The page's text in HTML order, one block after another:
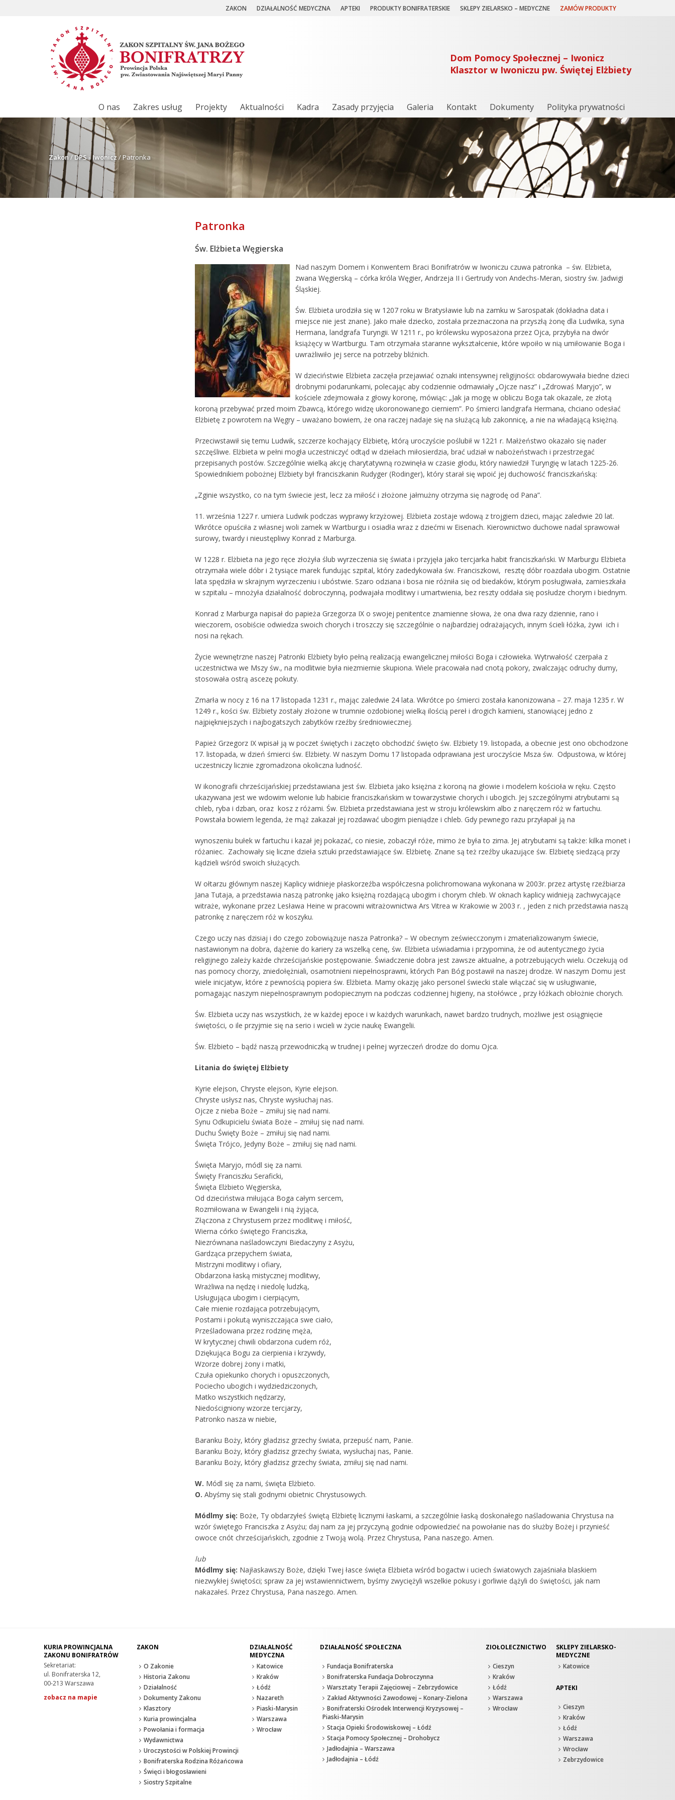
ZAKON DZIAŁALNOŚĆ MEDYCZNA APTEKI PRODUKTY BONIFRATERSKIE SKLEPY ZIELARSKO – MEDYCZNE ZAMÓW PRODUKTY
Dom Pomocy Społecznej – Iwonicz
Klasztor w Iwoniczu pw. Świętej Elżbiety
O nas Zakres usług Projekty Aktualności Kadra Zasady przyjęcia Galeria Kontakt Dokumenty Polityka prywatności
Zakon/DPS - Iwonicz / Patronka
Patronka
Św. Elżbieta Węgierska
Nad naszym Domem i Konwentem Braci Bonifratrów w Iwoniczu czuwa patronka – św. Elżbieta,
zwana Węgierską – córka króla Węgier, Andrzeja II i Gertrudy von Andechs-Meran, siostry św. Jadwigi
Śląskiej.
Św. Elżbieta urodziła się w 1207 roku w Bratysławie lub na zamku w Sarospatak (dokładna data i
miejsce nie jest znane). Jako małe dziecko, została przeznaczona na przyszłą żonę dla Ludwika, syna
Hermana, landgrafa Turyngii. W 1211 r., po królewsku wyposażona przez Ojca, przybyła na dwór
książęcy w Wartburgu. Tam otrzymała staranne wykształcenie, które wpoiło w nią umiłowanie Boga i
uwrażliwiło jej serce na potrzeby bliźnich.
W dzieciństwie Elżbieta zaczęła przejawiać oznaki intensywnej religijności: obdarowywała biedne dzieci
drobnymi podarunkami, polecając aby codziennie odmawiały „Ojcze nasz” i „Zdrowaś Maryjo”, w
kościele zdejmowała z głowy koronę, mówiąc: „Jak ja mogę w obliczu Boga tak okazale, ze złotą
koroną przebywać przed moim Zbawcą, którego widzę ukoronowanego cierniem”. Po śmierci landgrafa Hermana, chciano odesłać
Elżbietę z powrotem na Węgry – uważano bowiem, że ona raczej nadaje się na służącą lub zakonnicę, a nie na władającą księżną.
Przeciwstawił się temu Ludwik, szczerze kochający Elżbietę, którą uroczyście poślubił w 1221 r. Małżeństwo okazało się nader
szczęśliwe. Elżbieta w pełni mogła uczestniczyć odtąd w dziełach miłosierdzia, brać udział w nabożeństwach i przestrzegać
przepisanych postów. Szczególnie wielką akcję charytatywną rozwinęła w czasie głodu, który nawiedził Turyngię w latach 1225-26.
Spowiednikiem pobożnej Elżbiety był franciszkanin Rudyger (Rodinger), który starał się wpoić jej duchowość franciszkańską:
„Zginie wszystko, co na tym świecie jest, lecz za miłość i złożone jałmużny otrzyma się nagrodę od Pana”.
11. września 1227 r. umiera Ludwik podczas wyprawy krzyżowej. Elżbieta zostaje wdową z trojgiem dzieci, mając zaledwie 20 lat.
Wkrótce opuściła z własnej woli zamek w Wartburgu i osiadła wraz z dziećmi w Eisenach. Kierownictwo duchowe nadal sprawował
surowy, twardy i nieustępliwy Konrad z Marburga.
W 1228 r. Elżbieta na jego ręce złożyła ślub wyrzeczenia się świata i przyjęła jako tercjarka habit franciszkański. W Marburgu Elżbieta
otrzymała wiele dóbr i 2 tysiące marek fundując szpital, który zadedykowała św. Franciszkowi, resztę dóbr roazdała ubogim. Ostatnie
lata spędziła w skrajnym wyrzeczeniu i ubóstwie. Szaro odziana i bosa nie różniła się od biedaków, którym posługiwała, zamieszkała
w szpitalu – mnożyła działalność dobroczynną, podwajała modlitwy i umartwienia, bez reszty oddała się posłudze chorym i biednym.
Konrad z Marburga napisał do papieża Grzegorza IX o swojej penitentce znamienne słowa, że ona dwa razy dziennie, rano i
wieczorem, osobiście odwiedza swoich chorych i troszczy się szczególnie o najbardziej odrażających, innym ścieli łóżka, żywi ich i
nosi na rękach.
Życie wewnętrzne naszej Patronki Elżbiety było pełną realizacją ewangelicznej miłości Boga i człowieka. Wytrwałość czerpała z
uczestnictwa we Mszy św., na modlitwie była niezmiernie skupiona. Wiele pracowała nad cnotą pokory, zwalczając odruchy dumy,
stosowała ostrą ascezę pokuty.
Zmarła w nocy z 16 na 17 listopada 1231 r., mając zaledwie 24 lata. Wkrótce po śmierci została kanonizowana – 27. maja 1235 r. W
1249 r., kości św. Elżbiety zostały złożone w trumnie ozdobionej wielką ilością pereł i drogich kamieni, stanowiącej jedno z
najpiękniejszych i najbogatszych zabytków rzeźby średniowiecznej.
Papież Grzegorz IX wpisał ją w poczet świętych i zaczęto obchodzić święto św. Elżbiety 19. listopada, a obecnie jest ono obchodzone
17. listopada, w dzień śmierci św. Elżbiety. W naszym Domu 17 listopada odprawiana jest uroczyście Msza św. Odpustowa, w której
uczestniczy licznie zgromadzona okoliczna ludność.
W ikonografii chrześcijańskiej przedstawiana jest św. Elżbieta jako księżna z koroną na głowie i modelem kościoła w ręku. Często
ukazywana jest we wdowim welonie lub habicie franciszkańskim w towarzystwie chorych i ubogich. Jej szczególnymi atrybutami są
chleb, ryba i dzban, oraz kosz z różami. Św. Elżbieta przedstawiana jest w stroju królewskim albo z naręczem róż w fartuchu.
Powstała bowiem legenda, że mąż zakazał jej rozdawać ubogim pieniądze i chleb. Gdy pewnego razu przyłapał ją na
wynoszeniu bułek w fartuchu i kazał jej pokazać, co niesie, zobaczył róże, mimo że była to zima. Jej atrybutami są także: kilka monet i
różaniec. Zachowały się liczne dzieła sztuki przedstawiające św. Elżbietę. Znane są też rzeźby ukazujące św. Elżbietę siedzącą przy
kądzieli wśród swoich służących.
W ołtarzu głównym naszej Kaplicy widnieje płaskorzeźba współczesna polichromowana wykonana w 2003r. przez artystę rzeźbiarza
Jana Tutaja, a przedstawia naszą patronkę jako księżną rozdającą ubogim i chorym chleb. W oknach kaplicy widnieją zachwycające
witraże, wykonane przez Lesława Heine w pracowni witrażownictwa Ars Vitrea w Krakowie w 2003 r. , jeden z nich przedstawia naszą
patronkę z naręczem róż w koszyku.
Czego uczy nas dzisiaj i do czego zobowiązuje nasza Patronka? – W obecnym zeświecczonym i zmaterializowanym świecie,
nastawionym na dobra, dążenie do kariery za wszelką cenę, św. Elżbieta uświadamia i przypomina, że od autentycznego życia
religijnego zależy każde chrześcijańskie postępowanie. Świadczenie dobra jest zawsze aktualne, a potrzebujących wielu. Oczekują od
nas pomocy chorzy, zniedołężniali, osamotnieni niepełnosprawni, których Pan Bóg postawił na naszej drodze. W naszym Domu jest
wiele inicjatyw, które z pewnością popiera św. Elżbieta. Mamy okazję jako personel świecki stale włączać się w usługiwanie,
pomagając naszym niepełnosprawnym podopiecznym na podczas codziennej higieny, na stołówce , przy łóżkach obłożnie chorych.
Św. Elżbieta uczy nas wszystkich, że w każdej epoce i w każdych warunkach, nawet bardzo trudnych, możliwe jest osiągnięcie
świętości, o ile przyjmie się na serio i wcieli w życie naukę Ewangelii.
Św. Elżbieto – bądź naszą przewodniczką w trudnej i pełnej wyrzeczeń drodze do domu Ojca.
Litania do świętej Elżbiety
Kyrie elejson, Chryste elejson, Kyrie elejson.
Chryste usłysz nas, Chryste wysłuchaj nas.
Ojcze z nieba Boże – zmiłuj się nad nami.
Synu Odkupicielu świata Boże – zmiłuj się nad nami.
Duchu Święty Boże – zmiłuj się nad nami.
Święta Trójco, Jedyny Boże – zmiłuj się nad nami.
Święta Maryjo, módl się za nami.
Święty Franciszku Seraficki,
Święta Elżbieto Węgierska,
Od dzieciństwa miłująca Boga całym sercem,
Rozmiłowana w Ewangelii i nią żyjąca,
Złączona z Chrystusem przez modlitwę i miłość,
Wierna córko świętego Franciszka,
Niezrównana naśladowczyni Biedaczyny z Asyżu,
Gardząca przepychem świata,
Mistrzyni modlitwy i ofiary,
Obdarzona łaską mistycznej modlitwy,
Wrażliwa na nędzę i niedolę ludzką,
Usługująca ubogim i cierpiącym,
Całe mienie rozdająca potrzebującym,
Postami i pokutą wyniszczająca swe ciało,
Prześladowana przez rodzinę męża,
W krytycznej chwili obdarzona cudem róż,
Dziękująca Bogu za cierpienia i krzywdy,
Wzorze dobrej żony i matki,
Czuła opiekunko chorych i opuszczonych,
Pociecho ubogich i wydziedziczonych,
Matko wszystkich nędzarzy,
Niedościgniony wzorze tercjarzy,
Patronko nasza w niebie,
Baranku Boży, który gładzisz grzechy świata, przepuść nam, Panie.
Baranku Boży, który gładzisz grzechy świata, wysłuchaj nas, Panie.
Baranku Boży, który gładzisz grzechy świata, zmiłuj się nad nami.
W. Módl się za nami, święta Elżbieto.
O. Abyśmy się stali godnymi obietnic Chrystusowych.
Módlmy się: Boże, Ty obdarzyłeś świętą Elżbietę licznymi łaskami, a szczególnie łaską doskonałego naśladowania Chrystusa na
wzór świętego Franciszka z Asyżu; daj nam za jej przyczyną godnie odpowiedzieć na powołanie nas do służby Bożej i przynieść
owoce cnót chrześcijańskich, zgodnie z Twoją wolą. Przez Chrystusa, Pana naszego. Amen.
lub
Módlmy się: Najłaskawszy Boże, dzięki Twej łasce święta Elżbieta wśród bogactw i uciech światowych zajaśniała blaskiem
niezwykłej świętości; spraw za jej wstawiennictwem, byśmy zwyciężyli wszelkie pokusy i gorliwie dążyli do świętości, jak nam
nakazałeś. Przez Chrystusa, Pana naszego. Amen.
KURIA PROWINCJALNA
ZAKONU BONIFRATRÓW
Sekretariat:
ul. Bonifraterska 12,
00-213 Warszawa
zobacz na mapie
ZAKON
O Zakonie
Historia Zakonu
Działalność
Dokumenty Zakonu
Klasztory
Kuria prowincjalna
Powołania i formacja
Wydawnictwa
Uroczystości w Polskiej Prowincji
Bonifraterska Rodzina Różańcowa
Święci i błogosławieni
Siostry Szpitalne
DZIAŁALNOŚĆ
MEDYCZNA
Katowice
Kraków
Łódź
Nazareth
Piaski-Marysin
Warszawa
Wrocław
DZIAŁALNOŚĆ SPOŁECZNA
Fundacja Bonifraterska
Bonifraterska Fundacja Dobroczynna
Warsztaty Terapii Zajęciowej – Zebrzydowice
Zakład Aktywności Zawodowej – Konary-Zielona
Bonifraterski Ośrodek Interwencji Kryzysowej –
Piaski-Marysin
Stacja Opieki Środowiskowej – Łódź
Stacja Pomocy Społecznej – Drohobycz
Jadłodajnia – Warszawa
Jadłodajnia – Łódź
ZIOŁOLECZNICTWO
Cieszyn
Kraków
Łódź
Warszawa
Wrocław
SKLEPY ZIELARSKO-
MEDYCZNE
Katowice
APTEKI
Cieszyn
Kraków
Łódź
Warszawa
Wrocław
Zebrzydowice